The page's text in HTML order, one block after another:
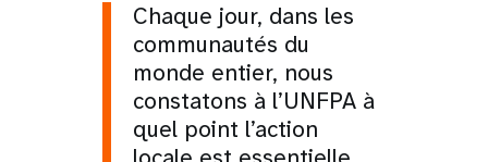
Chaque jour, dans les
communautés du
monde entier, nous
constatons à l’UNFPA à
quel point l’action